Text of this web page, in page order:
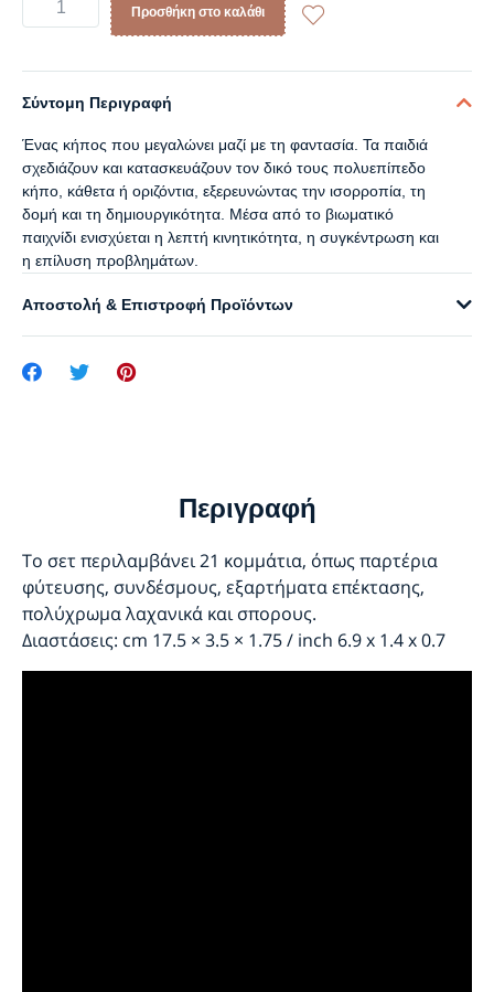
Προσθήκη στο καλάθι
Σύντομη Περιγραφή
Ένας κήπος που μεγαλώνει μαζί με τη φαντασία. Τα παιδιά
σχεδιάζουν και κατασκευάζουν τον δικό τους πολυεπίπεδο
κήπο, κάθετα ή οριζόντια, εξερευνώντας την ισορροπία, τη
δομή και τη δημιουργικότητα. Μέσα από το βιωματικό
παιχνίδι ενισχύεται η λεπτή κινητικότητα, η συγκέντρωση και
η επίλυση προβλημάτων.
Αποστολή & Επιστροφή Προϊόντων
Περιγραφή
Το σετ περιλαμβάνει 21 κομμάτια, όπως παρτέρια
φύτευσης, συνδέσμους, εξαρτήματα επέκτασης,
πολύχρωμα λαχανικά και σπορους.
Διαστάσεις: cm 17.5 × 3.5 × 1.75 / inch 6.9 x 1.4 x 0.7